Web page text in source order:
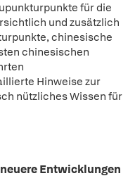
für die
und zusätzlich
chinesische
chinesischen
Hinweise zur
nützliches Wissen für
Entwicklungen